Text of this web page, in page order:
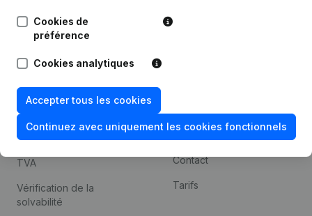
Cookies de
préférence
Cookies analytiques
Accepter tous les cookies
Continuez avec uniquement les cookies fonctionnels
Compliance et prévention
de la fraude
Consulter des comptes
annuels
TVA
Vérification de la
solvabilité
Contact
Tarifs